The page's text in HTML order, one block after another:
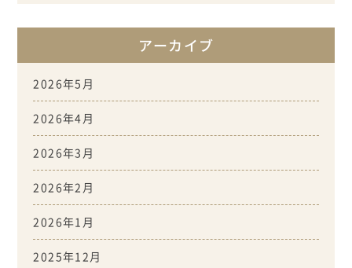
アーカイブ
2026年5月
2026年4月
2026年3月
2026年2月
2026年1月
2025年12月